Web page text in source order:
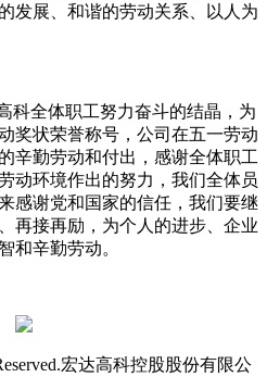
发展、和谐的劳动关系、以人为
科全体职工努力奋斗的结晶，为
奖状荣誉称号，公司在五一劳动
辛勤劳动和付出，感谢全体职工
动环境作出的努力，我们全体员
感谢党和国家的信任，我们要继
再接再励，为个人的进步、企业
和辛勤劳动。
宏达高科控股股份有限公